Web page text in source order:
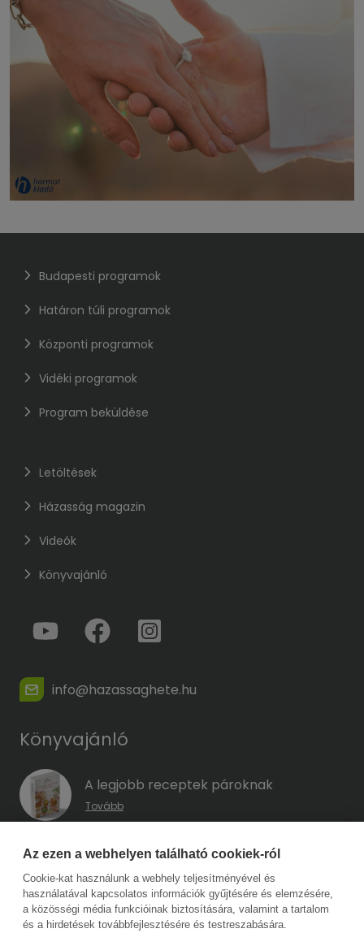
Budapesti programok
Határon túli programok
Központi programok
Vidéki programok
Program beküldése
Letöltések
Házasság magazin
Videók
Könyvajánló
info@hazassaghete.hu
Könyvajánló
A legjobb receptek pároknak
Tovább
A hűség kódja – Hogyan előzd meg a
megcsalást, mielőtt még eszedbe jutott
volna?
Tovább
Az ezen a webhelyen található cookiek-ról
Cookie-kat használunk a webhely teljesítményével és
használatával kapcsolatos információk gyűjtésére és elemzésére,
a közösségi média funkcióinak biztosítására, valamint a tartalom
és a hirdetések továbbfejlesztésére és testreszabására.